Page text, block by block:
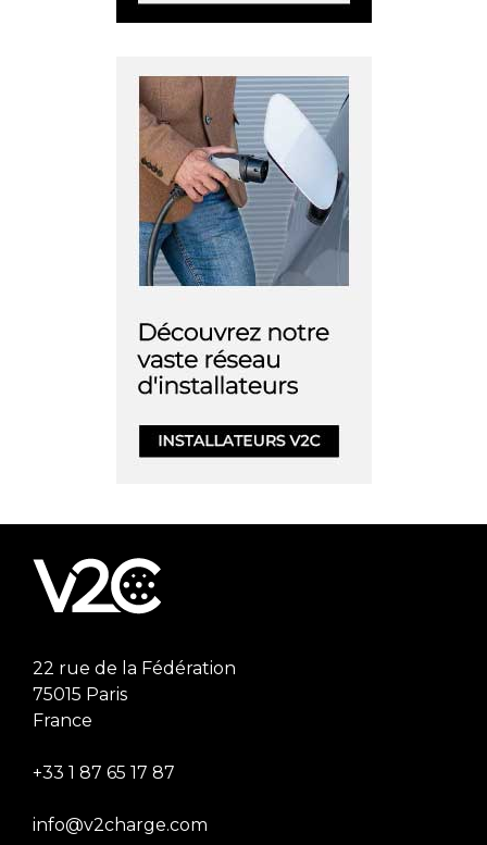
22 rue de la Fédération
75015 Paris
France
+33 1 87 65 17 87
info@v2charge.com